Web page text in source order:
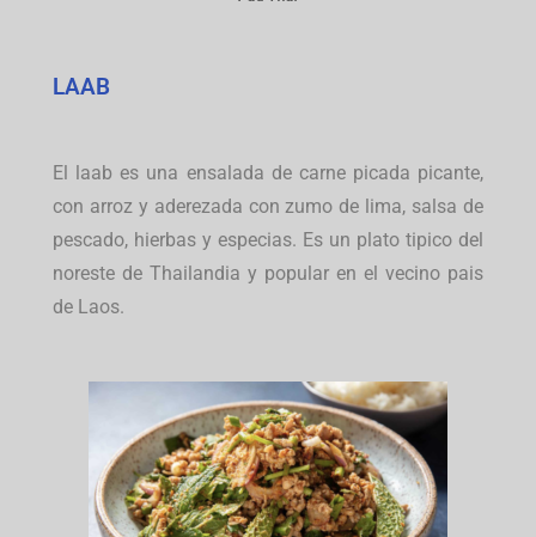
LAAB
El laab es una ensalada de carne picada picante,
con arroz y aderezada con zumo de lima, salsa de
pescado, hierbas y especias. Es un plato tipico del
noreste de Thailandia y popular en el vecino pais
de Laos.